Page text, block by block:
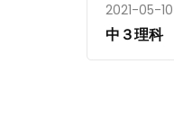
2021-05-10
中３理科